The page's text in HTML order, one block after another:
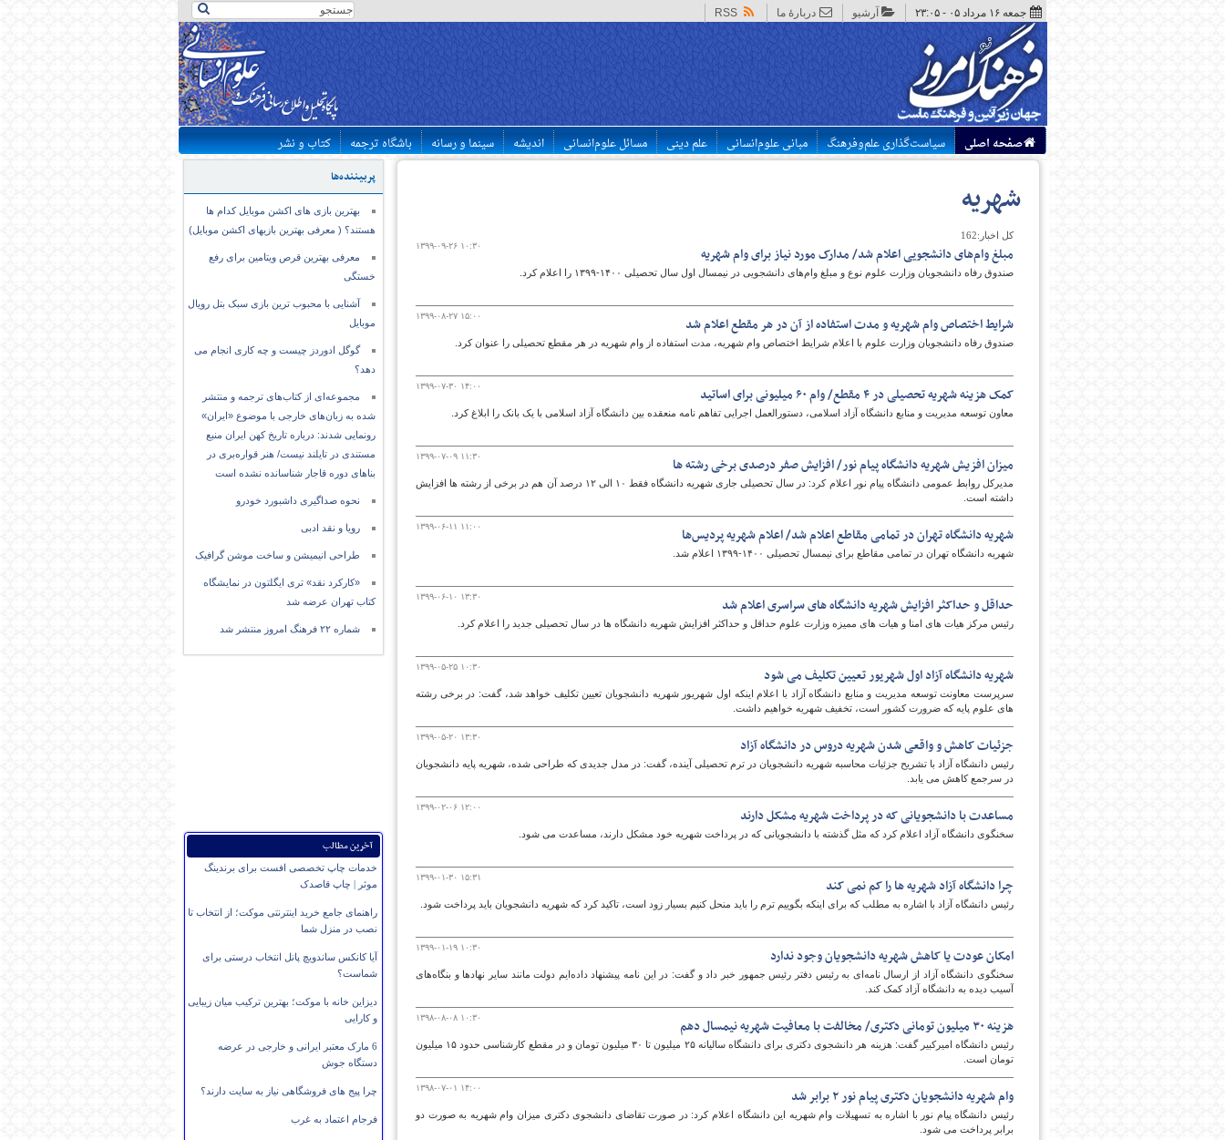
جمعه ۱۶ مرداد ۰۵ - ۲۳:۰۵ آرشیو دربارهٔ ما RSS
پایگاه اطلاع رسانی فرهنگ
صفحه اصلی سیاست‌گذاری علم‌وفرهنگ مبانی علوم‌انسانی علم دینی مسائل علوم‌انسانی اندیشه سینما و رسانه باشگاه ترجمه کتاب و نشر
پربیننده‌ها
بهترین بازی های اکشن موبایل کدام ها
هستند؟ ( معرفی بهترین بازیهای اکشن موبایل)
معرفی بهترین قرص ویتامین برای رفع
خستگی
آشنایی با محبوب ترین بازی سبک بتل رویال
موبایل
گوگل ادوردز چیست و چه کاری انجام می
دهد؟
مجموعه‌ای از کتاب‌های ترجمه و منتشر
شده به زبان‌های خارجی با موضوع «ایران»
رونمایی شدند: درباره تاریخ کهن ایران منبع
مستندی در تایلند نیست/ هنر قواره‌بری در
بناهای دوره قاجار شناسانده نشده است
نحوه صداگیری داشبورد خودرو
رویا و نقد ادبی
طراحی انیمیشن و ساخت موشن گرافیک
«کارکرد نقد» تری ایگلتون در نمایشگاه
کتاب تهران عرضه شد
شماره ۲۲ فرهنگ امروز منتشر شد
آخرین مطالب
خدمات چاپ تخصصی افست برای برندینگ
موثر | چاپ قاصدک
راهنمای جامع خرید اینترنتی موکت؛ از انتخاب تا
نصب در منزل شما
آیا کانکس ساندویچ پانل انتخاب درستی برای
شماست؟
دیزاین خانه با موکت؛ بهترین ترکیب میان زیبایی
و کارایی
6 مارک معتبر ایرانی و خارجی در عرضه
دستگاه جوش
چرا پیج های فروشگاهی نیاز به سایت دارند؟
فرجام اعتماد به غرب
شهریه
کل اخبار:162
۱۳۹۹-۰۹-۲۶ ۱۰:۳۰ مبلغ وام‌های دانشجویی اعلام شد/ مدارک مورد نیاز برای وام شهریه
صندوق رفاه دانشجویان وزارت علوم نوع و مبلغ وام‌های دانشجویی در نیمسال اول سال تحصیلی ۱۴۰۰-۱۳۹۹ را اعلام کرد.
۱۳۹۹-۰۸-۲۷ ۱۵:۰۰ شرایط اختصاص وام شهریه و مدت استفاده از آن در هر مقطع اعلام شد
صندوق رفاه دانشجویان وزارت علوم با اعلام شرایط اختصاص وام شهریه، مدت استفاده از وام شهریه در هر مقطع تحصیلی را عنوان کرد.
۱۳۹۹-۰۷-۳۰ ۱۴:۰۰ کمک هزینه شهریه تحصیلی در ۴ مقطع/ وام ۶۰ میلیونی برای اساتید
معاون توسعه مدیریت و منابع دانشگاه آزاد اسلامی، دستورالعمل اجرایی تفاهم نامه منعقده بین دانشگاه آزاد اسلامی با یک بانک را ابلاغ کرد.
۱۳۹۹-۰۷-۰۹ ۱۱:۳۰ میزان افزیش شهریه دانشگاه پیام نور/ افزایش صفر درصدی برخی رشته ها
مدیرکل روابط عمومی دانشگاه پیام نور اعلام کرد: در سال تحصیلی جاری شهریه دانشگاه فقط ۱۰ الی ۱۲ درصد آن هم در برخی از رشته ها افزایش
داشته است.
۱۳۹۹-۰۶-۱۱ ۱۱:۰۰ شهریه دانشگاه تهران در تمامی مقاطع اعلام شد/ اعلام شهریه پردیس‌ها
شهریه دانشگاه تهران در تمامی مقاطع برای نیمسال تحصیلی ۱۴۰۰-۱۳۹۹ اعلام شد.
۱۳۹۹-۰۶-۱۰ ۱۳:۳۰ حداقل و حداکثر افزایش شهریه دانشگاه های سراسری اعلام شد
رئیس مرکز هیات های امنا و هیات های ممیزه وزارت علوم حداقل و حداکثر افزایش شهریه دانشگاه ها در سال تحصیلی جدید را اعلام کرد.
۱۳۹۹-۰۵-۲۵ ۱۰:۳۰ شهریه دانشگاه آزاد اول شهریور تعیین تکلیف می شود
سرپرست معاونت توسعه مدیریت و منابع دانشگاه آزاد با اعلام اینکه اول شهریور شهریه دانشجویان تعیین تکلیف خواهد شد، گفت: در برخی رشته
های علوم پایه که ضرورت کشور است، تخفیف شهریه خواهیم داشت.
۱۳۹۹-۰۵-۲۰ ۱۳:۳۰ جزئیات کاهش و واقعی شدن شهریه دروس در دانشگاه آزاد
رئیس دانشگاه آزاد با تشریح جزئیات محاسبه شهریه دانشجویان در ترم تحصیلی آینده، گفت: در مدل جدیدی که طراحی شده، شهریه پایه دانشجویان
در سرجمع کاهش می یابد.
۱۳۹۹-۰۲-۰۶ ۱۲:۰۰ مساعدت با دانشجویانی که در پرداخت شهریه مشکل دارند
سخنگوی دانشگاه آزاد اعلام کرد که مثل گذشته با دانشجویانی که در پرداخت شهریه خود مشکل دارند، مساعدت می شود.
۱۳۹۹-۰۱-۳۰ ۱۵:۳۱ چرا دانشگاه آزاد شهریه ها را کم نمی کند
رئیس دانشگاه آزاد با اشاره به مطلب که برای اینکه بگوییم ترم را باید منحل کنیم بسیار زود است، تاکید کرد که شهریه دانشجویان باید پرداخت شود.
۱۳۹۹-۰۱-۱۹ ۱۰:۳۰ امکان عودت یا کاهش شهریه دانشجویان وجود ندارد
سخنگوی دانشگاه آزاد از ارسال نامه‌ای به رئیس دفتر رئیس جمهور خبر داد و گفت: در این نامه پیشنهاد داده‌ایم دولت مانند سایر نهادها و بنگاه‌های
آسیب دیده به دانشگاه آزاد کمک کند.
۱۳۹۸-۰۸-۰۸ ۱۰:۳۰ هزینه ۳۰ میلیون تومانی دکتری/ مخالفت با معافیت شهریه نیمسال دهم
رئیس دانشگاه امیرکبیر گفت: هزینه هر دانشجوی دکتری برای دانشگاه سالیانه ۲۵ میلیون تا ۳۰ میلیون تومان و در مقطع کارشناسی حدود ۱۵ میلیون
تومان است.
۱۳۹۸-۰۷-۰۱ ۱۴:۰۰ وام شهریه دانشجویان دکتری پیام نور ۲ برابر شد
رئیس دانشگاه پیام نور با اشاره به تسهیلات وام شهریه این دانشگاه اعلام کرد: در صورت تقاضای دانشجوی دکتری میزان وام شهریه به صورت دو
برابر پرداخت می شود.